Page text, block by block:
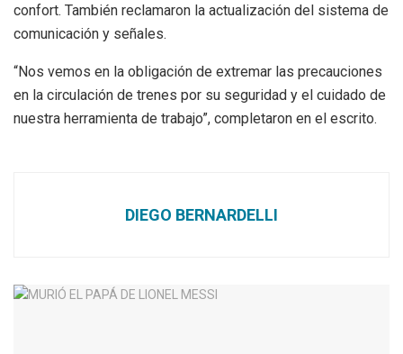
confort. También reclamaron la actualización del sistema de
comunicación y señales.
“Nos vemos en la obligación de extremar las precauciones
en la circulación de trenes por su seguridad y el cuidado de
nuestra herramienta de trabajo”, completaron en el escrito.
DIEGO BERNARDELLI